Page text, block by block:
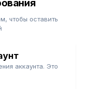
чтобы оставить
аккаунта. Это